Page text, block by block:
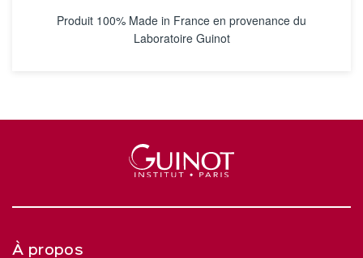
Produit 100% Made in France en provenance du
Laboratoire Guinot
À propos